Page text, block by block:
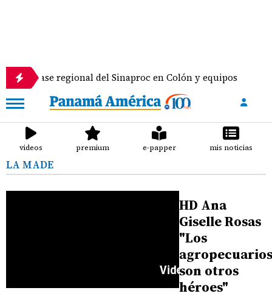
a base regional del Sinaproc en Colón y equipos
videos premium e-papper mis noticias
LA MADE
HD Ana
Giselle Rosas
"Los
son otros
héroes"